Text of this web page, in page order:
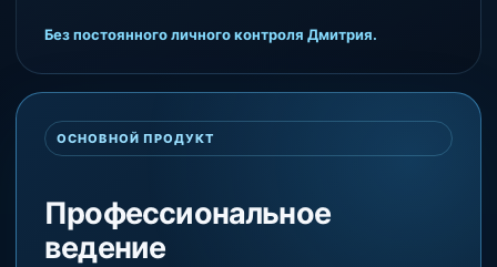
Без постоянного личного контроля Дмитрия.
ОСНОВНОЙ ПРОДУКТ
Профессиональное
ведение